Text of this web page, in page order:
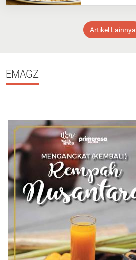
Artikel Lainnya
EMAGZ